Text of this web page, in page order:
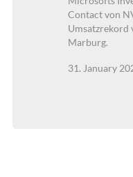
Contact von
Umsatzrekord
Marburg.
31. January